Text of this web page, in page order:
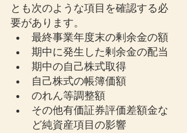
とも次のような項目を確認する必
要があります。
最終事業年度末の剰余金の額
期中に発生した剰余金の配当
期中の自己株式取得
自己株式の帳簿価額
のれん等調整額
その他有価証券評価差額金な
ど純資産項目の影響